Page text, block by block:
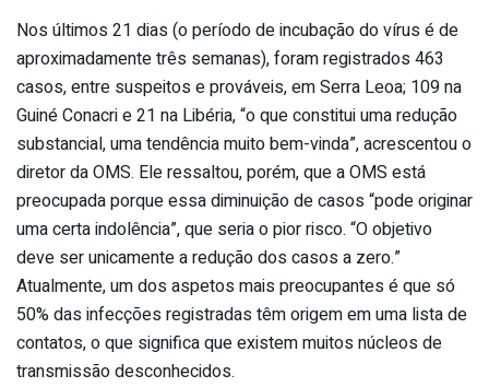
Nos últimos 21 dias (o período de incubação do vírus é de
aproximadamente três semanas), foram registrados 463
casos, entre suspeitos e prováveis, em Serra Leoa; 109 na
Guiné Conacri e 21 na Libéria, “o que constitui uma redução
substancial, uma tendência muito bem-vinda”, acrescentou o
diretor da OMS. Ele ressaltou, porém, que a OMS está
preocupada porque essa diminuição de casos “pode originar
uma certa indolência”, que seria o pior risco. “O objetivo
deve ser unicamente a redução dos casos a zero.”
Atualmente, um dos aspetos mais preocupantes é que só
50% das infecções registradas têm origem em uma lista de
contatos, o que significa que existem muitos núcleos de
transmissão desconhecidos.